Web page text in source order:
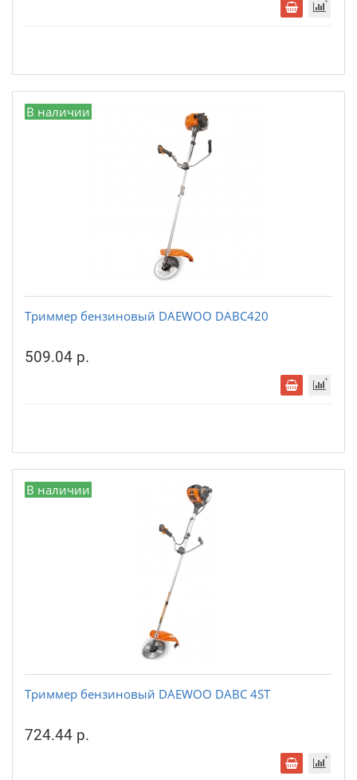
В наличии
Триммер бензиновый DAEWOO DABC420
509.04 р.
В наличии
Триммер бензиновый DAEWOO DABC 4ST
724.44 р.